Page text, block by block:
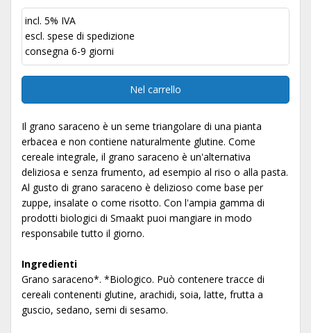
incl. 5% IVA
escl. spese di spedizione
consegna 6-9 giorni
Nel carrello
Il grano saraceno è un seme triangolare di una pianta
erbacea e non contiene naturalmente glutine. Come
cereale integrale, il grano saraceno è un'alternativa
deliziosa e senza frumento, ad esempio al riso o alla pasta.
Al gusto di grano saraceno è delizioso come base per
zuppe, insalate o come risotto. Con l'ampia gamma di
prodotti biologici di Smaakt puoi mangiare in modo
responsabile tutto il giorno.
Ingredienti
Grano saraceno*. *Biologico. Può contenere tracce di
cereali contenenti glutine, arachidi, soia, latte, frutta a
guscio, sedano, semi di sesamo.